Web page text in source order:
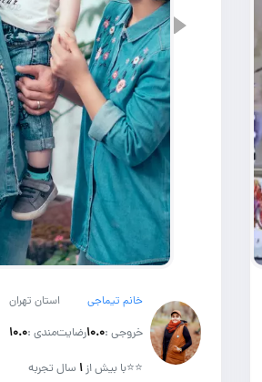
خانم تیماجی استان تهران
خروجی :۱۰.۰رضایت‌مندی :۱۰.۰
⭐⭐با بیش از۱ سال تجربه